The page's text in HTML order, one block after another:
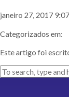
janeiro 27, 2017
Categorizados em:
Este artigo foi